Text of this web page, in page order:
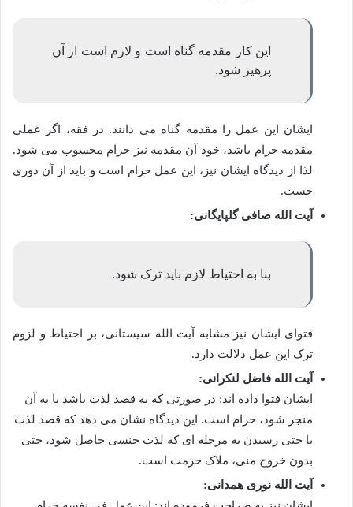
این کار مقدمه گناه است و لازم است از آن
پرهیز شود.
ایشان این عمل را مقدمه گناه می دانند. در فقه، اگر عملی
مقدمه حرام باشد، خود آن مقدمه نیز حرام محسوب می شود.
لذا از دیدگاه ایشان نیز، این عمل حرام است و باید از آن دوری
جست.
آیت الله صافی گلپایگانی:
بنا به احتیاط لازم باید ترک شود.
فتوای ایشان نیز مشابه آیت الله سیستانی، بر احتیاط و لزوم
ترک این عمل دلالت دارد.
آیت الله فاضل لنکرانی:
ایشان فتوا داده اند: در صورتی که به قصد لذت باشد یا به آن
منجر شود، حرام است. این دیدگاه نشان می دهد که قصد لذت
یا حتی رسیدن به مرحله ای که لذت جنسی حاصل شود، حتی
بدون خروج منی، ملاک حرمت است.
آیت الله نوری همدانی: